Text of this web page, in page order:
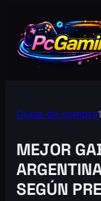
Guías de compra
MEJOR
SEGÚN